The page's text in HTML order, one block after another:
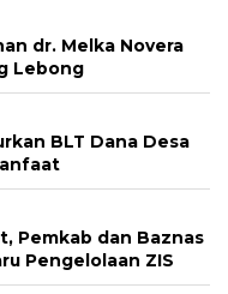
dr. Melka Novera
Lebong
BLT Dana Desa
Pemkab dan Baznas
Pengelolaan ZIS